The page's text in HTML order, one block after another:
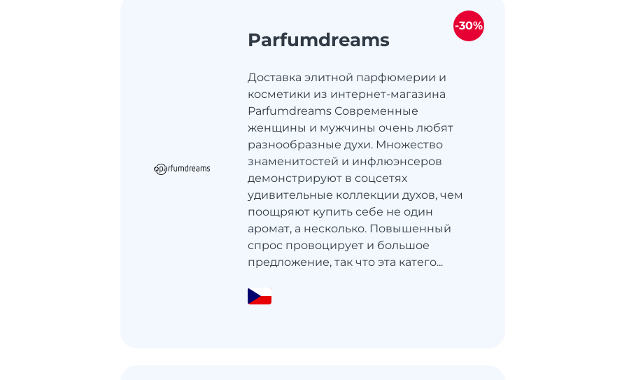
Parfumdreams
Доставка элитной парфюмерии и
косметики из интернет-магазина
Parfumdreams Современные
женщины и мужчины очень любят
разнообразные духи. Множество
знаменитостей и инфлюэнсеров
демонстрируют в соцсетях
удивительные коллекции духов, чем
поощряют купить себе не один
аромат, а несколько. Повышенный
спрос провоцирует и большое
предложение, так что эта катего...
-30%